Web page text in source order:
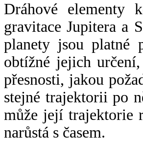
Dráhové elementy
gravitace Jupitera a
planety jsou platné
obtížné jejich
přesnosti, jakou
stejné trajektorii po
může její trajektorie
narůstá s časem.